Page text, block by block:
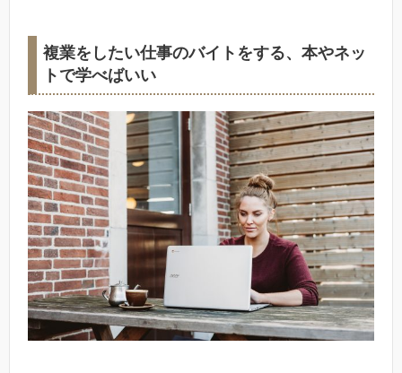
複業をしたい仕事のバイトをする、本やネッ
トで学べばいい